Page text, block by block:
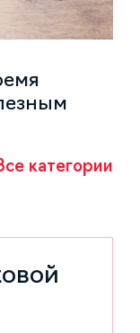
категории